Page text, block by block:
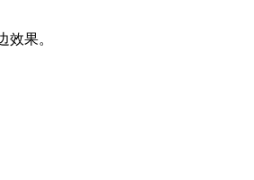
果。